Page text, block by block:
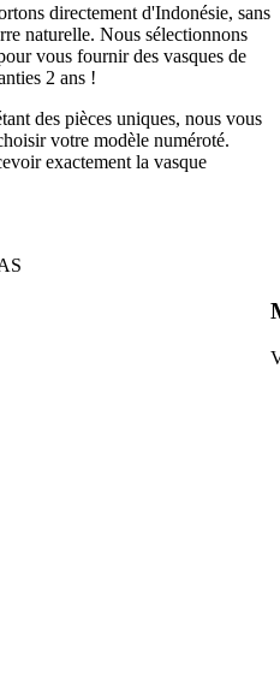
directement d'Indonésie, sans
naturelle. Nous sélectionnons
vous fournir des vasques de
2 ans !
des pièces uniques, nous vous
votre modèle numéroté.
exactement la vasque